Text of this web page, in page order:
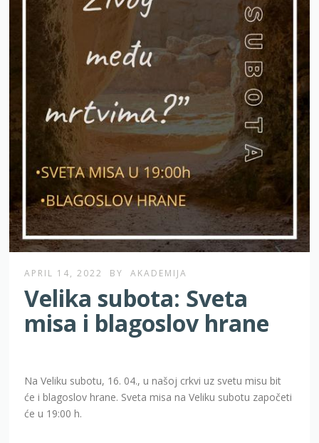
APRIL 14, 2022 BY AKADEMIJA
Velika subota: Sveta
misa i blagoslov hrane
Na Veliku subotu, 16. 04., u našoj crkvi uz svetu misu bit
će i blagoslov hrane. Sveta misa na Veliku subotu započeti
će u 19:00 h.